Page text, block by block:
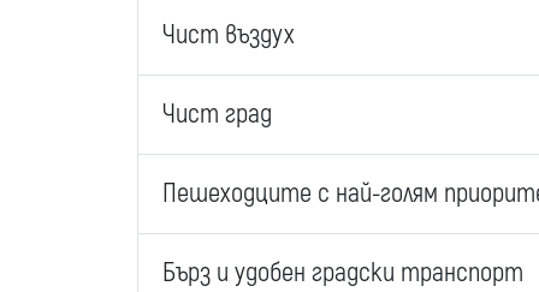
Чист въздух
Чист град
Пешеходците с най-голям
Бърз и удобен градски транспорт